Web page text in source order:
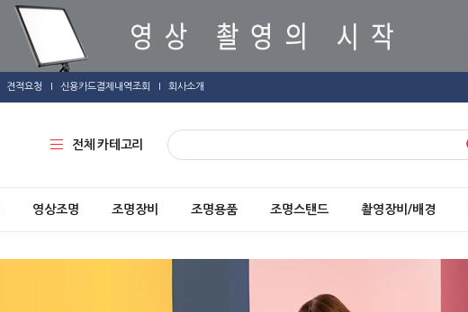
견적요청 신용카드결제내역조회 회사소개
전체 카테고리
영상조명 조명장비 조명용품 조명스탠드 촬영장비/배경